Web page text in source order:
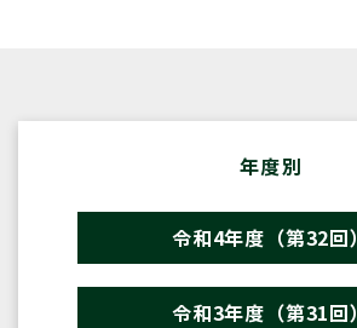
年度別
令和4年度（第32回）
令和3年度（第31回）